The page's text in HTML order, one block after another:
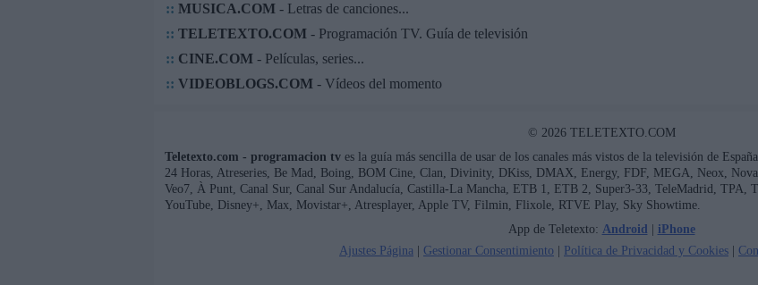
:: MUSICA.COM- Letras de canciones...
:: TELETEXTO.COM- Programación TV. Guía de televisión
:: CINE.COM- Películas, series...
:: VIDEOBLOGS.COM- Vídeos del momento
© 2026 TELETEXTO.COM
Teletexto.com - programacion tv es la guía más sencilla de usar de los canales más vistos de la televisión de
24 Horas, Atreseries, Be Mad, Boing, BOM Cine, Clan, Divinity, DKiss, DMAX, Energy, FDF, MEGA, Neox,
Veo7, À Punt, Canal Sur, Canal Sur Andalucía, Castilla-La Mancha, ETB 1, ETB 2, Super3-33, TeleMadrid,
YouTube, Disney+, Max, Movistar+, Atresplayer, Apple TV, Filmin, Flixole, RTVE Play, Sky Showtime.
App de Teletexto: Android | iPhone
Ajustes Página | Gestionar Consentimiento | Política de Privacidad y Cookies |